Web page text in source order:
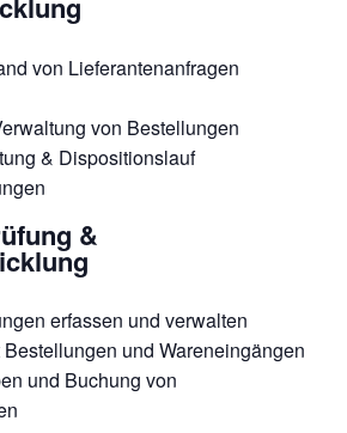
von Lieferantenanfragen
von Bestellungen
& Dispositionslauf
&
erfassen und verwalten
und Wareneingängen
und Buchung von